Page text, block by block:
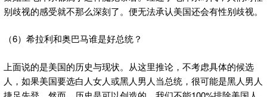
别歧视的感受就不那么深刻了。便无法承认美国还会有性别歧视。
（6）希拉利和奥巴马谁是好总统？
上面说的是美国的历史与现状。从这里推论，不考虑具体的候选
人，如果美国要选白人女人或黑人男人当总统，很可能是黑人男人